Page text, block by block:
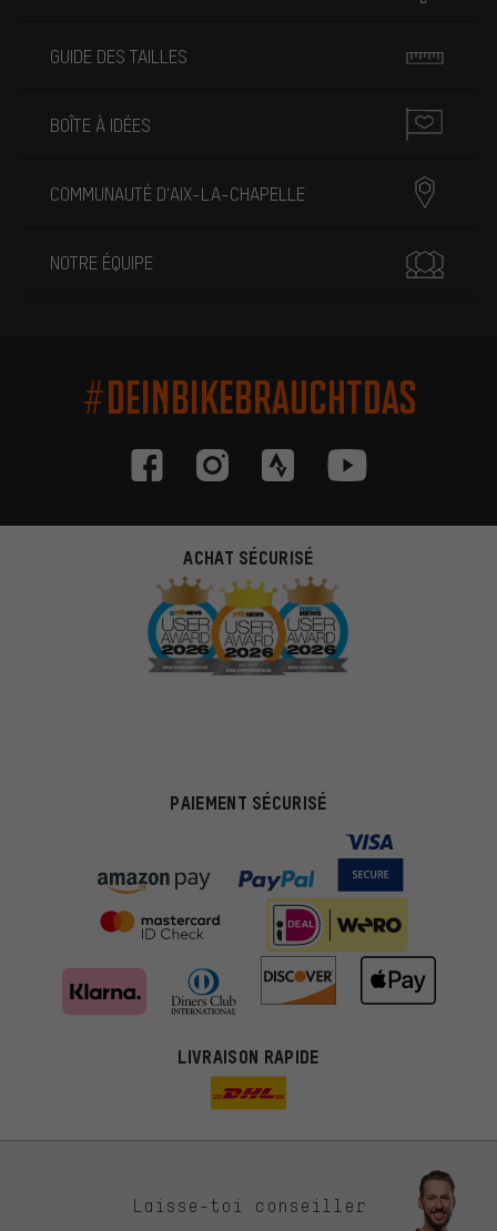
GUIDE DES TAILLES
BOÎTE À IDÉES
COMMUNAUTÉ D'AIX-LA-CHAPELLE
NOTRE ÉQUIPE
#DEINBIKEBRAUCHTDAS
ACHAT SÉCURISÉ
PAIEMENT SÉCURISÉ
LIVRAISON RAPIDE
Laisse-toi conseiller
Des offres plus adaptées